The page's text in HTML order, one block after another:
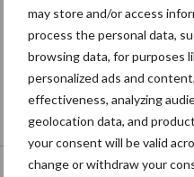
may store and/or access
process the personal data,
browsing data, for purposes
personalized ads and
effectiveness, analyzing
geolocation data, and
your consent will be valid
change or withdraw your